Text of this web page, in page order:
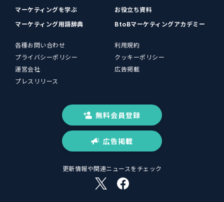
マーケティングを学ぶ
お役立ち資料
マーケティング用語辞典
BtoBマーケティングアカデミー
各種お問い合わせ
利用規約
プライバシーポリシー
クッキーポリシー
運営会社
広告掲載
プレスリリース
無料会員登録
広告掲載
更新情報や関連ニュースをチェック